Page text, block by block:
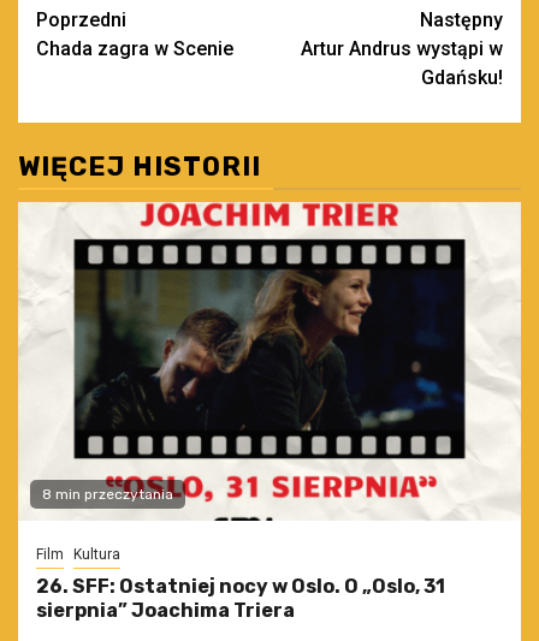
Zobacz
wpisy
Poprzedni
Chada zagra w Scenie
Następny
Artur Andrus wystąpi w
Gdańsku!
WIĘCEJ HISTORII
8 min przeczytania
Film Kultura
26. SFF: Ostatniej nocy w Oslo. O „Oslo, 31
sierpnia” Joachima Triera